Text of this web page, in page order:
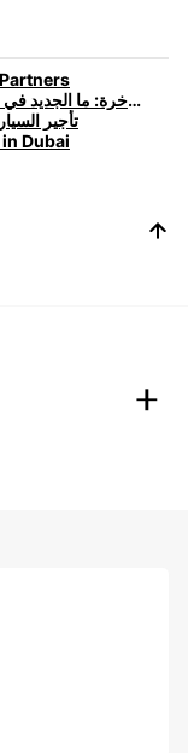
اتجاهات تأجير السيارات الفاخرة: ما الجديد في عام 2025؟
تأجير
Dubai